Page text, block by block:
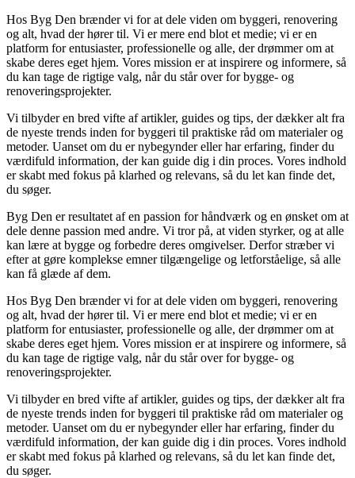
Hos Byg Den brænder vi for at dele viden om byggeri, renovering
og alt, hvad der hører til. Vi er mere end blot et medie; vi er en
platform for entusiaster, professionelle og alle, der drømmer om at
skabe deres eget hjem. Vores mission er at inspirere og informere, så
du kan tage de rigtige valg, når du står over for bygge- og
renoveringsprojekter.
Vi tilbyder en bred vifte af artikler, guides og tips, der dækker alt fra
de nyeste trends inden for byggeri til praktiske råd om materialer og
metoder. Uanset om du er nybegynder eller har erfaring, finder du
værdifuld information, der kan guide dig i din proces. Vores indhold
er skabt med fokus på klarhed og relevans, så du let kan finde det,
du søger.
Byg Den er resultatet af en passion for håndværk og en ønsket om at
dele denne passion med andre. Vi tror på, at viden styrker, og at alle
kan lære at bygge og forbedre deres omgivelser. Derfor stræber vi
efter at gøre komplekse emner tilgængelige og letforståelige, så alle
kan få glæde af dem.
Hos Byg Den brænder vi for at dele viden om byggeri, renovering
og alt, hvad der hører til. Vi er mere end blot et medie; vi er en
platform for entusiaster, professionelle og alle, der drømmer om at
skabe deres eget hjem. Vores mission er at inspirere og informere, så
du kan tage de rigtige valg, når du står over for bygge- og
renoveringsprojekter.
Vi tilbyder en bred vifte af artikler, guides og tips, der dækker alt fra
de nyeste trends inden for byggeri til praktiske råd om materialer og
metoder. Uanset om du er nybegynder eller har erfaring, finder du
værdifuld information, der kan guide dig i din proces. Vores indhold
er skabt med fokus på klarhed og relevans, så du let kan finde det,
du søger.